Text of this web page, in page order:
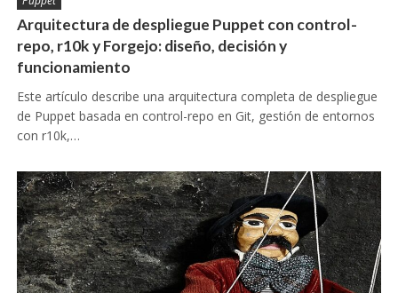
Arquitectura de despliegue Puppet con control-
repo, r10k y Forgejo: diseño, decisión y
funcionamiento
Este artículo describe una arquitectura completa de despliegue
de Puppet basada en control-repo en Git, gestión de entornos
con r10k,…